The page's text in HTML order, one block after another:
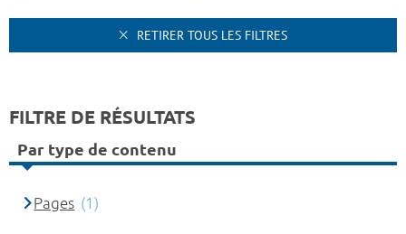
RETIRER TOUS LES FILTRES
FILTRE DE RÉSULTATS
Par type de contenu
Pages (1)